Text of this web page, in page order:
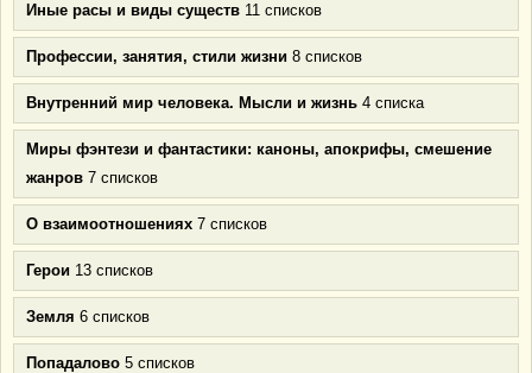
Иные расы и виды существ 11 списков
Профессии, занятия, стили жизни 8 списков
Внутренний мир человека. Мысли и жизнь 4 списка
Миры фэнтези и фантастики: каноны, апокрифы, смешение
жанров 7 списков
О взаимоотношениях 7 списков
Герои 13 списков
Земля 6 списков
Попадалово 5 списков